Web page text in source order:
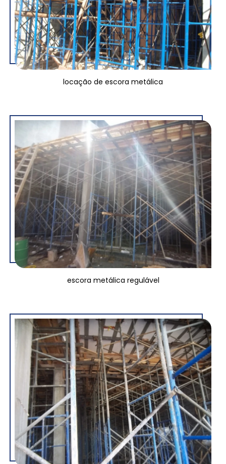
locação de escora metálica
escora metálica regulável